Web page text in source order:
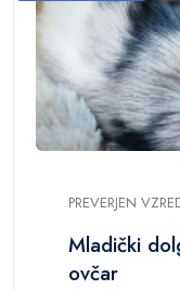
PREVERJEN
Mladički
ovčar